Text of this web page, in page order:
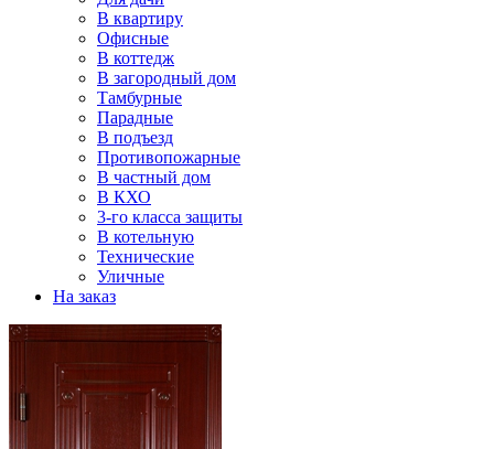
В квартиру
Офисные
В коттедж
В загородный дом
Тамбурные
Парадные
В подъезд
Противопожарные
В частный дом
В КХО
3-го класса защиты
В котельную
Технические
Уличные
На заказ